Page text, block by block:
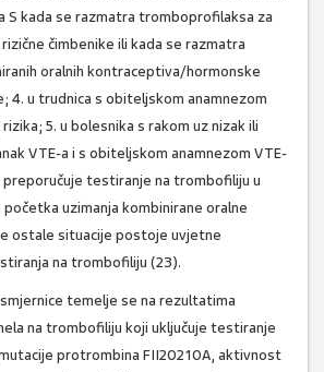
kada se razmatra tromboprofilaksa za
čimbenike ili kada se razmatra
oralnih kontraceptiva/hormonske
4. u trudnica s obiteljskom anamnezom
5. u bolesnika s rakom uz nizak ili
VTE-a i s obiteljskom anamnezom VTE-
preporučuje testiranje na trombofiliju u
uzimanja kombinirane oralne
ostale situacije postoje uvjetne
na trombofiliju (23).
temelje se na rezultatima
na trombofiliju koji uključuje testiranje
protrombina FII20210A, aktivnost